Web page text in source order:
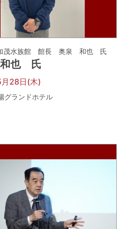
茂水族館 館長 奥泉 和也 氏
也 氏
28日(木)
グランドホテル